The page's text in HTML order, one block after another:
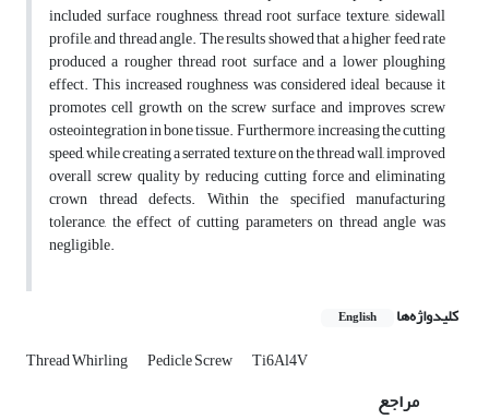
included surface roughness, thread root surface texture, sidewall
profile, and thread angle. The results showed that a higher feed rate
produced a rougher thread root surface and a lower ploughing
effect. This increased roughness was considered ideal because it
promotes cell growth on the screw surface and improves screw
osteointegration in bone tissue. Furthermore, increasing the cutting
speed, while creating a serrated texture on the thread wall, improved
overall screw quality by reducing cutting force and eliminating
crown thread defects. Within the specified manufacturing
tolerance, the effect of cutting parameters on thread angle was
negligible.
کلیدواژه‌ها English
Thread Whirling Pedicle Screw Ti6Al4V
مراجع